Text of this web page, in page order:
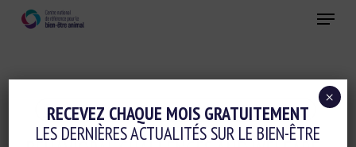
Menu
Conduite d'élevage et relations humain-animal
RECEVEZ CHAQUE MOIS GRATUITEMENT
LES DERNIÈRES ACTUALITÉS SUR LE BIEN-ÊTRE
×